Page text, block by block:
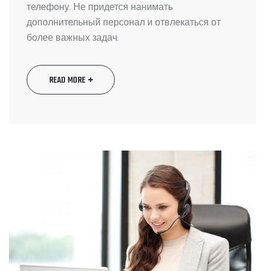
телефону. Не придется нанимать
дополнительный персонал и отвлекаться от
более важных задач.
READ MORE